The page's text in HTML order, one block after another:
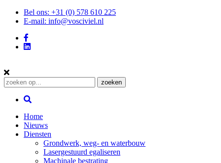
Bel ons: +31 (0) 578 610 225
E-mail: info@vosciviel.nl
Zoeken: zoeken
Home
Nieuws
Diensten
Grondwerk, weg- en waterbouw
Lasergestuurd egaliseren
Machinale bestrating